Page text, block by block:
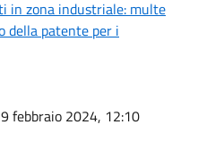
in zona industriale: multe
della patente per i
febbraio 2024, 12:10